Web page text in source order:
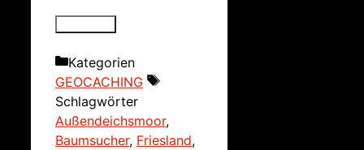
Kategorien
GEOCACHING
Schlagwörter
Außendeichsmoor,
Baumsucher, Friesland,